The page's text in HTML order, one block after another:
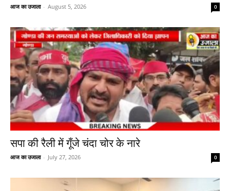
आज का उजाला - August 5, 2026 0
सपा की रैली में गूँजे चंदा चोर के नारे
आज का उजाला - July 27, 2026 0